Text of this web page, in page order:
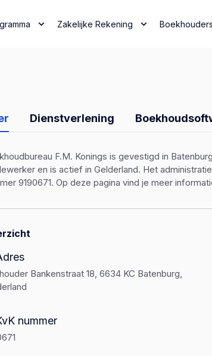
Zakelijke Rekening Boekhouders
Dienstverlening
F.M. Konings is gevestigd in
en is actief in Gelderland. Het
9190671. Op deze pagina vind je meer
Bankenstraat 18, 6634 KC Batenburg,
nummer